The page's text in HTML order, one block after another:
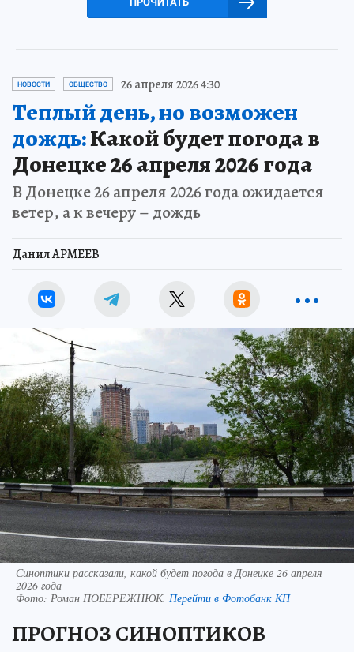
НОВОСТИ ОБЩЕСТВО 26 апреля 2026 4:30
Теплый день, но возможен
дождь:Какой будет погода в
Донецке 26 апреля 2026 года
В Донецке 26 апреля 2026 года ожидается
ветер, а к вечеру – дождь
Данил АРМЕЕВ
Синоптики рассказали, какой будет погода в Донецке 26 апреля
2026 года
Фото: Роман ПОБЕРЕЖНЮК. Перейти в Фотобанк КП
ПРОГНОЗ СИНОПТИКОВ